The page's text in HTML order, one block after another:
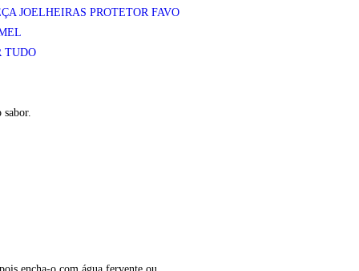
JOELHEIRAS PROTETOR FAVO
TUDO